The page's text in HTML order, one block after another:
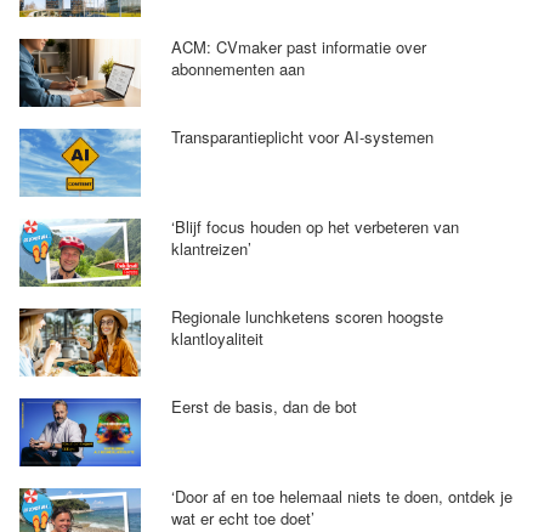
ACM: CVmaker past informatie over
abonnementen aan
Transparantieplicht voor AI-systemen
‘Blijf focus houden op het verbeteren van
klantreizen’
Regionale lunchketens scoren hoogste
klantloyaliteit
Eerst de basis, dan de bot
‘Door af en toe helemaal niets te doen, ontdek je
wat er echt toe doet’